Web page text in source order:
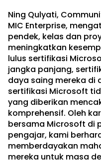
Ning Qulyati,
MIC Enterprise,
pendek, kelas dan
meningkatkan
lulus sertifikasi
jangka panjang,
daya saing mereka di
sertifikasi Microsoft
yang diberikan
komprehensif. Oleh
bersama Microsoft di
pengajar, kami
memberdayakan
mereka untuk masa